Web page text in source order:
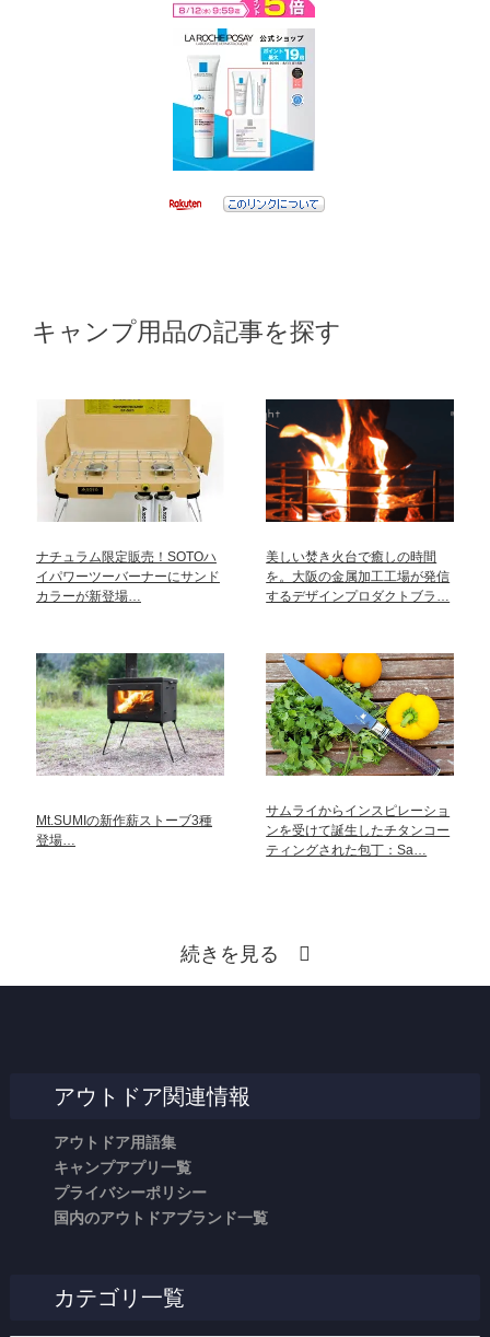
キャンプ用品の記事を探す
ナチュラム限定販売！SOTOハ
イパワーツーバーナーにサンド
カラーが新登場…
美しい焚き火台で癒しの時間
を。大阪の金属加工工場が発信
するデザインプロダクトブラ…
Mt.SUMIの新作薪ストーブ3種
登場…
サムライからインスピレーショ
ンを受けて誕生したチタンコー
ティングされた包丁：Sa…
続きを見る
アウトドア関連情報
アウトドア用語集
キャンプアプリ一覧
プライバシーポリシー
国内のアウトドアブランド一覧
カテゴリ一覧